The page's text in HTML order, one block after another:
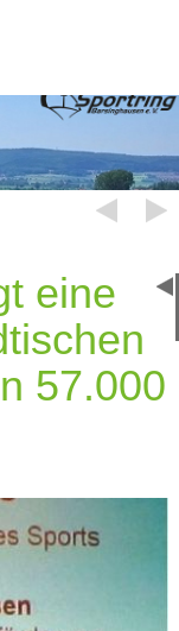
eine
57.000